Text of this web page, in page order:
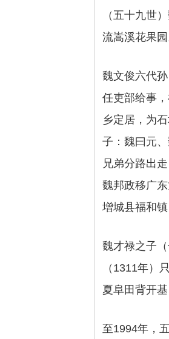
（五十九世
流嵩溪花果园
魏文俊六代
任吏部给事
乡定居，为
子：魏曰元
兄弟分路出
魏邦政移广
增城县福和
魏才禄之子
（1311年）
夏阜田背开
至1994年，